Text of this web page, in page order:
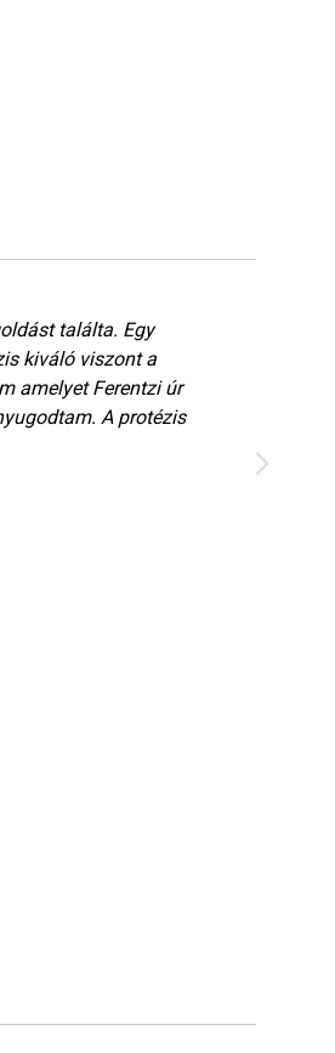
találta. Egy
kiváló viszont a
amelyet Ferentzi úr
A protézis